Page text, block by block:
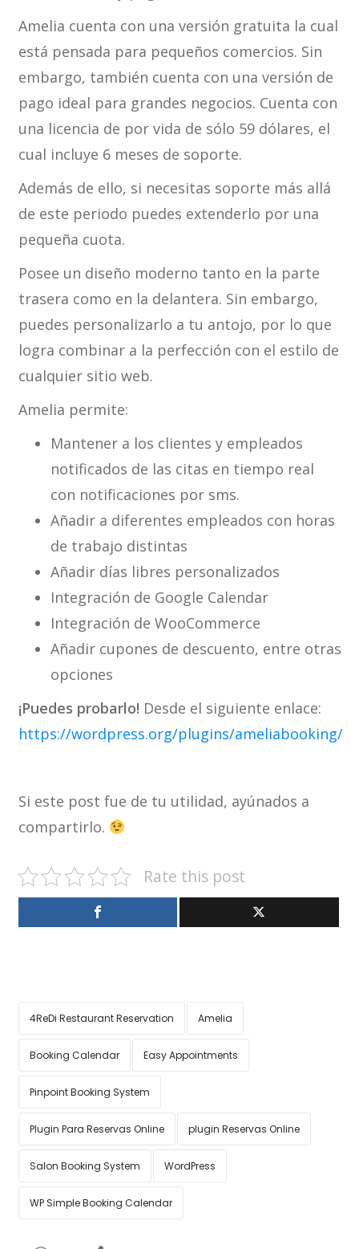
Amelia cuenta con una versión gratuita la cual
está pensada para pequeños comercios. Sin
embargo, también cuenta con una versión de
pago ideal para grandes negocios. Cuenta con
una licencia de por vida de sólo 59 dólares, el
cual incluye 6 meses de soporte.
Además de ello, si necesitas soporte más allá
de este periodo puedes extenderlo por una
pequeña cuota.
Posee un diseño moderno tanto en la parte
trasera como en la delantera. Sin embargo,
puedes personalizarlo a tu antojo, por lo que
logra combinar a la perfección con el estilo de
cualquier sitio web.
Amelia permite:
Mantener a los clientes y empleados
notificados de las citas en tiempo real
con notificaciones por sms.
Añadir a diferentes empleados con horas
de trabajo distintas
Añadir días libres personalizados
Integración de Google Calendar
Integración de WooCommerce
Añadir cupones de descuento, entre otras
opciones
¡Puedes probarlo! Desde el siguiente enlace:
https://wordpress.org/plugins/ameliabooking/
Si este post fue de tu utilidad, ayúnados a
compartirlo.
Rate this post
4ReDi Restaurant Reservation Amelia
Booking Calendar Easy Appointments
Pinpoint Booking System
Plugin Para Reservas Online plugin Reservas Online
Salon Booking System WordPress
WP Simple Booking Calendar